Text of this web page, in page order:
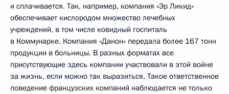
и сплачивается. Так, например, компания «Эр Ликид»
обеспечивает кислородом множество лечебных
учреждений, в том числе ковидный госпиталь
в Коммунарке. Компания «Данон» передала более 167 тонн
продукции в больницы. В разных форматах все
присутствующие здесь компании участвовали в этой войне
за жизнь, если можно так выразиться. Такое ответственное
поведение французских компаний наблюдается не только